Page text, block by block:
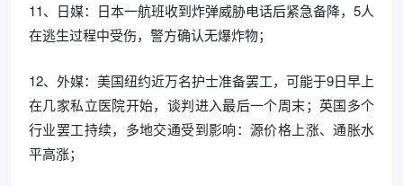
11、日媒：日本一航班收到炸弹威胁电话后紧急备降，5人
在逃生过程中受伤，警方确认无爆炸物；
12、外媒：美国纽约近万名护士准备罢工，可能于9日早上
在几家私立医院开始，谈判进入最后一个周末；英国多个
行业罢工持续，多地交通受到影响：源价格上涨、通胀水
平高涨；